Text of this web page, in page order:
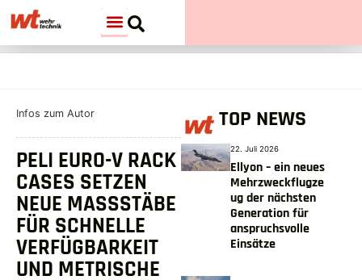
Infos zum Autor
PELI EURO-V RACK
CASES SETZEN
NEUE MASSSTÄBE F
ÜR SCHNELLE V
ERFÜGBARKEIT U
ND METRISCHE R
TOP NEWS
22. Juli 2026
Ellyon – ein neues
Mehrzweckflugze
ug der nächsten
Generation für
anspruchsvolle
Einsätze